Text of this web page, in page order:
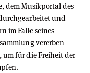
dem Musikportal des
und
im Falle seines
vererben
um für die Freiheit der